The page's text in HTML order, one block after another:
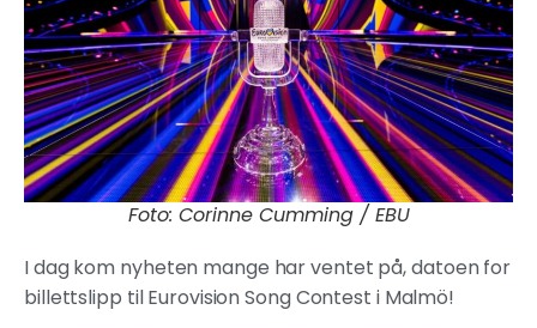
Foto: Corinne Cumming / EBU
I dag kom nyheten mange har ventet på, datoen for
billettslipp til Eurovision Song Contest i Malmö!